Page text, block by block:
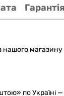
Гарантія
нашого
по Україні